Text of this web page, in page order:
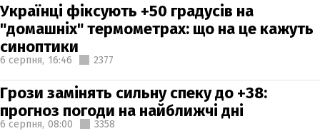
Українці фіксують +50 градусів на
"домашніх" термометрах: що на це кажуть
синоптики
6 серпня, 16:46 2377
Грози замінять сильну спеку до +38:
прогноз погоди на найближчі дні
6 серпня, 08:00 3358